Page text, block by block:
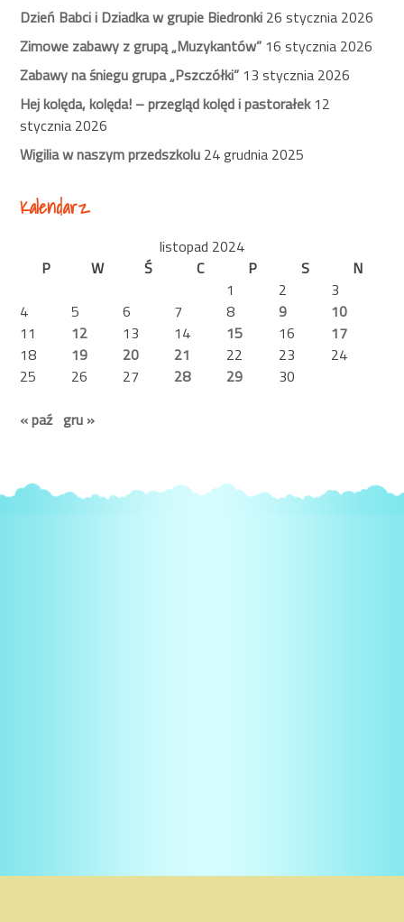
Dzień Babci i Dziadka w grupie Biedronki 26 stycznia 2026
Zimowe zabawy z grupą „Muzykantów” 16 stycznia 2026
Zabawy na śniegu grupa „Pszczółki” 13 stycznia 2026
Hej kolęda, kolęda! – przegląd kolęd i pastorałek12
stycznia 2026
Wigilia w naszym przedszkolu 24 grudnia 2025
Kalendarz
listopad 2024
P
W Ś C P S
N
1
2
3
4
5 6 7 8 9
10
11
12 13 14 15 16
17
18
19 20 21 22 23
24
25
26 27 28 29
30
« paź gru »